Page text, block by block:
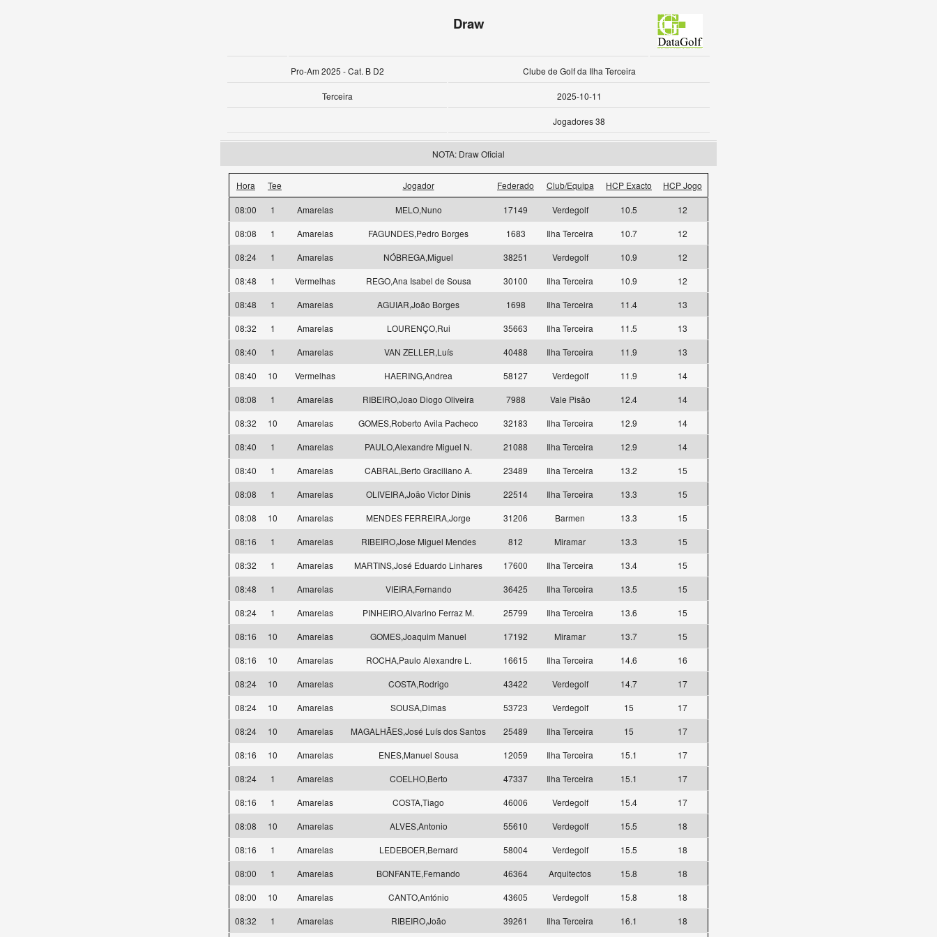
Draw
Pro-Am 2025 - Cat. B D2 Clube de Golf da Ilha Terceira
Terceira 2025-10-11
Jogadores 38
NOTA: Draw Oficial
Hora Tee Jogador Federado Club/Equipa HCP Exacto HCP Jogo
08:00 1 Amarelas MELO,Nuno 17149 Verdegolf 10.5
12
08:08
1 Amarelas FAGUNDES,Pedro Borges 1683 Ilha Terceira 10.7
12
08:24
1 Amarelas NÓBREGA,Miguel 38251 Verdegolf 10.9
12
08:48
1 Vermelhas REGO,Ana Isabel de Sousa 30100 Ilha Terceira 10.9
12
08:48
1 Amarelas AGUIAR,João Borges 1698 Ilha Terceira 11.4
13
08:32
1 Amarelas LOURENÇO,Rui 35663 Ilha Terceira 11.5
13
08:40
1 Amarelas VAN ZELLER,Luís 40488 Ilha Terceira 11.9
13
08:40
10 Vermelhas HAERING,Andrea 58127 Verdegolf 11.9
14
08:08
1 Amarelas RIBEIRO,Joao Diogo Oliveira 7988 Vale Pisão 12.4
14
08:32
10 Amarelas GOMES,Roberto Avila Pacheco 32183 Ilha Terceira 12.9
14
08:40
1 Amarelas PAULO,Alexandre Miguel N. 21088 Ilha Terceira 12.9
14
08:40
1 Amarelas CABRAL,Berto Graciliano A. 23489 Ilha Terceira 13.2
15
08:08
1 Amarelas OLIVEIRA,João Victor Dinis 22514 Ilha Terceira 13.3
15
08:08
10 Amarelas MENDES FERREIRA,Jorge 31206 Barmen 13.3
15
08:16
1 Amarelas RIBEIRO,Jose Miguel Mendes 812 Miramar 13.3
15
08:32
1 Amarelas MARTINS,José Eduardo Linhares 17600 Ilha Terceira 13.4
15
08:48
1 Amarelas VIEIRA,Fernando 36425 Ilha Terceira 13.5
15
08:24
1 Amarelas PINHEIRO,Alvarino Ferraz M. 25799 Ilha Terceira 13.6
15
08:16
10 Amarelas GOMES,Joaquim Manuel 17192 Miramar 13.7
15
08:16
10 Amarelas ROCHA,Paulo Alexandre L. 16615 Ilha Terceira 14.6
16
08:24
10 Amarelas COSTA,Rodrigo 43422 Verdegolf 14.7
17
08:24
10 Amarelas SOUSA,Dimas 53723 Verdegolf 15
17
08:24
10 Amarelas MAGALHÃES,José Luís dos Santos 25489 Ilha Terceira 15
17
08:16
10 Amarelas ENES,Manuel Sousa 12059 Ilha Terceira 15.1
17
08:24
1 Amarelas COELHO,Berto 47337 Ilha Terceira 15.1
17
08:16
1 Amarelas COSTA,Tiago 46006 Verdegolf 15.4
17
08:08
10 Amarelas ALVES,Antonio 55610 Verdegolf 15.5
18
08:16
1 Amarelas LEDEBOER,Bernard 58004 Verdegolf 15.5
18
08:00
1 Amarelas BONFANTE,Fernando 46364 Arquitectos 15.8
18
08:00
10 Amarelas CANTO,António 43605 Verdegolf 15.8
18
08:32
1 Amarelas RIBEIRO,João 39261 Ilha Terceira 16.1 18